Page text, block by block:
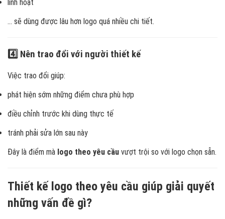
linh hoạt
… sẽ dùng được lâu hơn logo quá nhiều chi tiết.
4️⃣ Nên trao đổi với người thiết kế
Việc trao đổi giúp:
phát hiện sớm những điểm chưa phù hợp
điều chỉnh trước khi dùng thực tế
tránh phải sửa lớn sau này
Đây là điểm mà logo theo yêu cầu vượt trội so với logo chọn sẵn.
Thiết kế logo theo yêu cầu giúp giải quyết
những vấn đề gì?